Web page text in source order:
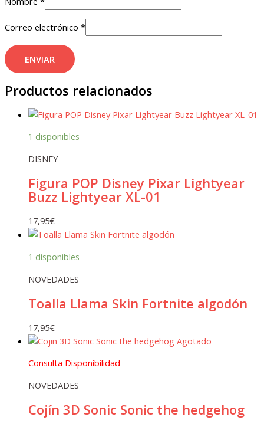
Correo electrónico *
Productos relacionados
1 disponibles
DISNEY
Figura POP Disney Pixar Lightyear
Buzz Lightyear XL-01
17,95€
1 disponibles
NOVEDADES
Toalla Llama Skin Fortnite algodón
17,95€
Agotado
Consulta Disponibilidad
NOVEDADES
Cojín 3D Sonic Sonic the hedgehog